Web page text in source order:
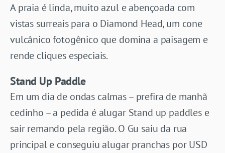
A praia é linda, muito azul e abençoada com
vistas surreais para o Diamond Head, um cone
vulcânico fotogênico que domina a paisagem e
rende cliques especiais.
Stand Up Paddle
Em um dia de ondas calmas – prefira de manhã
cedinho – a pedida é alugar Stand up paddles e
sair remando pela região. O Gu saiu da rua
principal e conseguiu alugar pranchas por USD